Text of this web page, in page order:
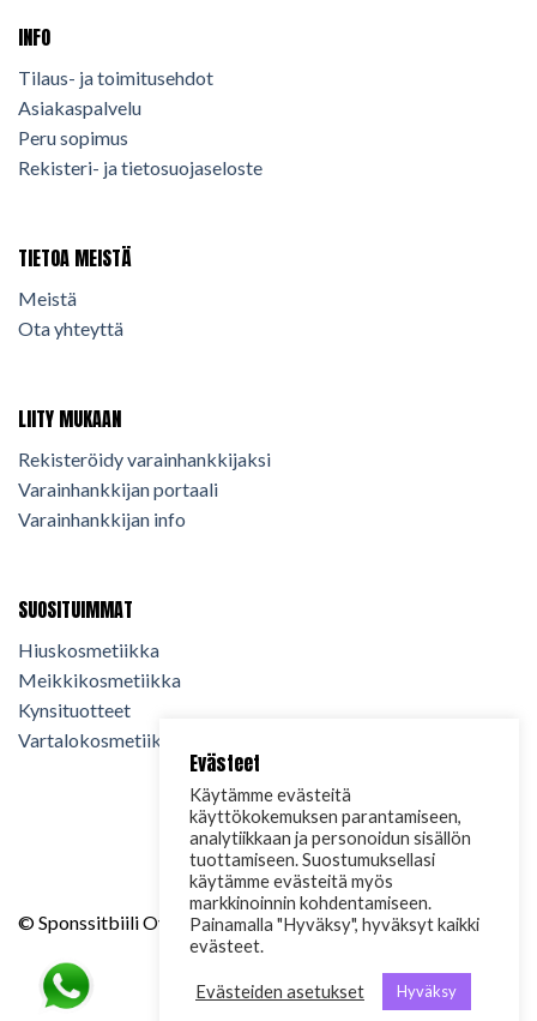
INFO
Tilaus- ja toimitusehdot
Asiakaspalvelu
Peru sopimus
Rekisteri- ja tietosuojaseloste
TIETOA MEISTÄ
Meistä
Ota yhteyttä
LIITY MUKAAN
Rekisteröidy varainhankkijaksi
Varainhankkijan portaali
Varainhankkijan info
SUOSITUIMMAT
Hiuskosmetiikka
Meikkikosmetiikka
Kynsituotteet
Vartalokosmetiikka
© Sponssitbiili Oy. 2024. Kaikki oikeudet pidätetään.
Evästeet
Käytämme evästeitä
käyttökokemuksen parantamiseen,
analytiikkaan ja personoidun sisällön
tuottamiseen. Suostumuksellasi
käytämme evästeitä myös
markkinoinnin kohdentamiseen.
Painamalla "Hyväksy", hyväksyt kaikki
evästeet.
Evästeiden asetukset Hyväksy